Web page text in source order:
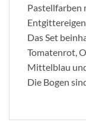
Pastellfarben
Das Set
Tomatenrot,
Mittelblau
Die Bogen